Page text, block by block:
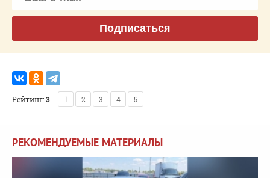
Подписаться
Рейтинг:3 1 2 3 4 5
РЕКОМЕНДУЕМЫЕ МАТЕРИАЛЫ